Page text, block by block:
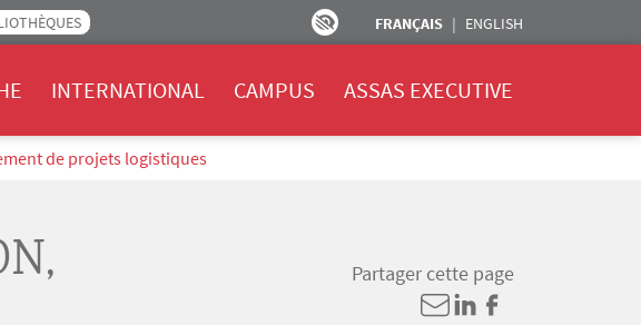
FRANÇAIS ENGLISH
INTERNATIONAL CAMPUS ASSAS EXECUTIVE
de projets logistiques
Partager cette page